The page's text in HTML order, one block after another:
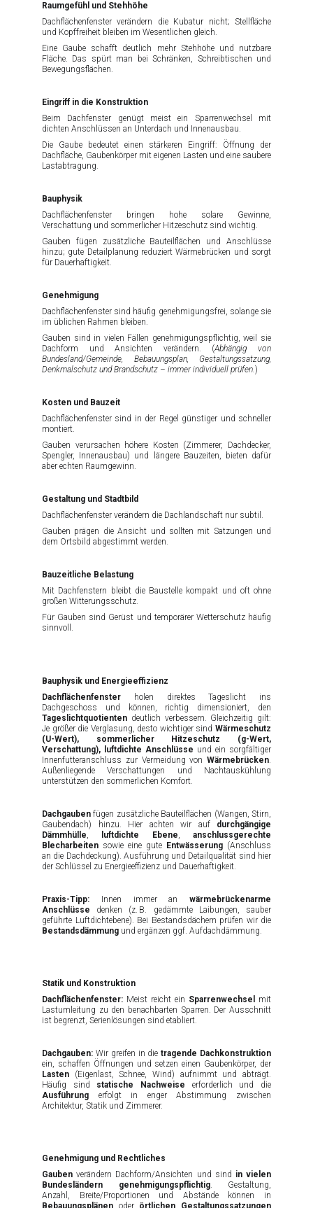
Raumgefühl und Stehhöhe
Dachflächenfenster verändern die Kubatur nicht; Stellfläche
und Kopffreiheit bleiben im Wesentlichen gleich.
Eine Gaube schafft deutlich mehr Stehhöhe und nutzbare
Fläche. Das spürt man bei Schränken, Schreibtischen und
Bewegungsflächen.
Eingriff in die Konstruktion
Beim Dachfenster genügt meist ein Sparrenwechsel mit
dichten Anschlüssen an Unterdach und Innenausbau.
Die Gaube bedeutet einen stärkeren Eingriff: Öffnung der
Dachfläche, Gaubenkörper mit eigenen Lasten und eine saubere
Lastabtragung.
Bauphysik
Dachflächenfenster bringen hohe solare Gewinne,
Verschattung und sommerlicher Hitzeschutz sind wichtig.
Gauben fügen zusätzliche Bauteilflächen und Anschlüsse
hinzu; gute Detailplanung reduziert Wärmebrücken und sorgt
für Dauerhaftigkeit.
Genehmigung
Dachflächenfenster sind häufig genehmigungsfrei, solange sie
im üblichen Rahmen bleiben.
Gauben sind in vielen Fällen genehmigungspflichtig, weil sie
Dachform und Ansichten verändern. (Abhängig von
Bundesland/Gemeinde, Bebauungsplan, Gestaltungssatzung,
Denkmalschutz und Brandschutz – immer individuell prüfen.)
Kosten und Bauzeit
Dachflächenfenster sind in der Regel günstiger und schneller
montiert.
Gauben verursachen höhere Kosten (Zimmerer, Dachdecker,
Spengler, Innenausbau) und längere Bauzeiten, bieten dafür
aber echten Raumgewinn.
Gestaltung und Stadtbild
Dachflächenfenster verändern die Dachlandschaft nur subtil.
Gauben prägen die Ansicht und sollten mit Satzungen und
dem Ortsbild abgestimmt werden.
Bauzeitliche Belastung
Mit Dachfenstern bleibt die Baustelle kompakt und oft ohne
großen Witterungsschutz.
Für Gauben sind Gerüst und temporärer Wetterschutz häufig
sinnvoll.
Bauphysik und Energieeffizienz
Dachflächenfenster holen direktes Tageslicht ins
Dachgeschoss und können, richtig dimensioniert, den
Tageslichtquotienten deutlich verbessern. Gleichzeitig gilt:
Je größer die Verglasung, desto wichtiger sind Wärmeschutz
(U-Wert), sommerlicher Hitzeschutz (g-Wert,
Verschattung), luftdichte Anschlüsse und ein sorgfältiger
Innenfutteranschluss zur Vermeidung von Wärmebrücken.
Außenliegende Verschattungen und Nachtauskühlung
unterstützen den sommerlichen Komfort.
Dachgauben fügen zusätzliche Bauteilflächen (Wangen, Stirn,
Gaubendach) hinzu. Hier achten wir auf durchgängige
Dämmhülle, luftdichte Ebene,anschlussgerechte
Blecharbeiten sowie eine gute Entwässerung (Anschluss
an die Dachdeckung). Ausführung und Detailqualität sind hier
der Schlüssel zu Energieeffizienz und Dauerhaftigkeit.
Praxis-Tipp: Innen immer an wärmebrückenarme
Anschlüsse denken (z. B. gedämmte Laibungen, sauber
geführte Luftdichtebene). Bei Bestandsdächern prüfen wir die
Bestandsdämmung und ergänzen ggf. Aufdachdämmung.
Statik und Konstruktion
Dachflächenfenster: Meist reicht ein Sparrenwechsel
mit
Lastumleitung zu den benachbarten Sparren. Der Ausschnitt
ist begrenzt, Serienlösungen sind etabliert.
Dachgauben: Wir greifen in dietragende Dachkonstruktion
ein, schaffen Öffnungen und setzen einen Gaubenkörper, der
Lasten (Eigenlast, Schnee, Wind) aufnimmt und abträgt.
Häufig sind statische Nachweise erforderlich und die
Ausführung erfolgt in enger Abstimmung zwischen
Architektur, Statik und Zimmerer.
Genehmigung und Rechtliches
Gauben verändern Dachform/Ansichten und sind in vielen
Bundesländern genehmigungspflichtig. Gestaltung,
Anzahl, Breite/Proportionen und Abstände können in
Bebauungsplänen oder örtlichen Gestaltungssatzungen